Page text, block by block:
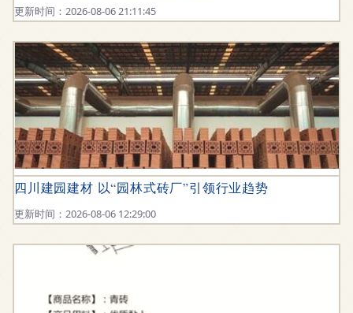
更新时间：2026-08-06 21:11:45
四川建园建材 以“园林式砖厂”引领行业趋势
更新时间：2026-08-06 12:29:00